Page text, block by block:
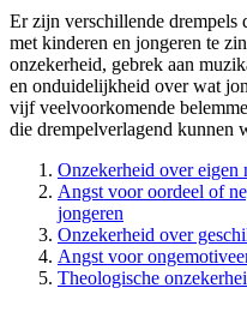
Er zijn verschillende drempels
met kinderen en jongeren te
onzekerheid, gebrek aan
en onduidelijkheid over wat
vijf veelvoorkomende
die drempelverlagend kunnen
Onzekerheid over eigen
Angst voor oordeel of
jongeren
Onzekerheid over
Angst voor
Theologische